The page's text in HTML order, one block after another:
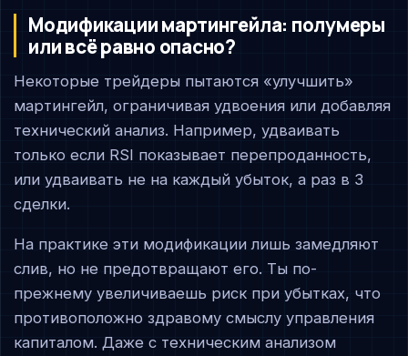
Модификации мартингейла: полумеры
или всё равно опасно?
Некоторые трейдеры пытаются «улучшить»
мартингейл, ограничивая удвоения или добавляя
технический анализ. Например, удваивать
только если RSI показывает перепроданность,
или удваивать не на каждый убыток, а раз в 3
сделки.
На практике эти модификации лишь замедляют
слив, но не предотвращают его. Ты по-
прежнему увеличиваешь риск при убытках, что
противоположно здравому смыслу управления
капиталом. Даже с техническим анализом